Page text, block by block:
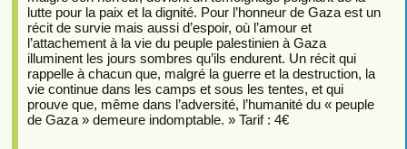
lutte pour la paix et la dignité. Pour l’honneur de Gaza est un
récit de survie mais aussi d’espoir, où l’amour et
l’attachement à la vie du peuple palestinien à Gaza
illuminent les jours sombres qu’ils endurent. Un récit qui
rappelle à chacun que, malgré la guerre et la destruction, la
vie continue dans les camps et sous les tentes, et qui
prouve que, même dans l’adversité, l’humanité du « peuple
de Gaza » demeure indomptable. » Tarif : 4€